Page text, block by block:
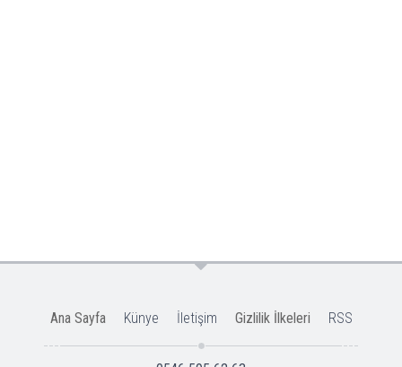
Ana Sayfa Künye İletişim Gizlilik İlkeleri RSS